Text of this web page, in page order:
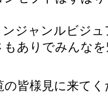
ジャンルビジュ
ありでみんな
の皆様見に来て